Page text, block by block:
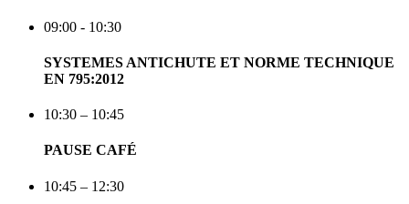
09:00 - 10:30
SYSTEMES ANTICHUTE ET NORME TECHNIQUE
EN 795:2012
10:30 – 10:45
PAUSE CAFÉ
10:45 – 12:30